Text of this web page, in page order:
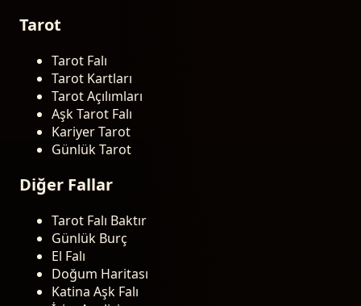
Tarot
Tarot Falı
Tarot Kartları
Tarot Açılımları
Aşk Tarot Falı
Kariyer Tarot
Günlük Tarot
Diğer Fallar
Tarot Falı Baktır
Günlük Burç
El Falı
Doğum Haritası
Katina Aşk Falı